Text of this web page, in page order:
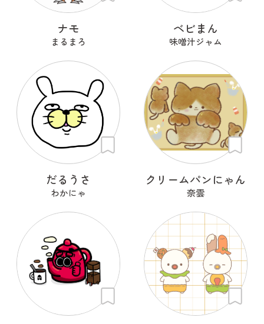
ナモ
まるまろ
ベビまん
味噌汁ジャム
だるうさ
わかにゃ
クリームパンにゃん
奈雲